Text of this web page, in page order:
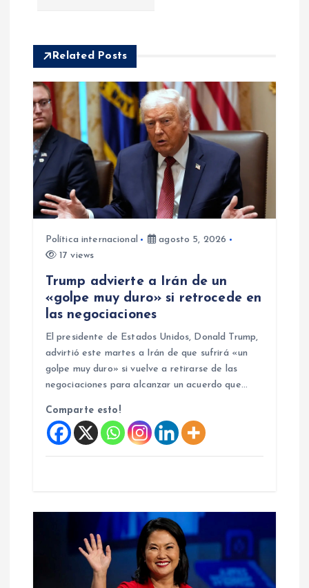
ó
n
d
e
e
Related Posts
Política internacional
agosto 5, 2026
17 views
Trump advierte a Irán de un
«golpe muy duro» si retrocede en
las negociaciones
El presidente de Estados Unidos, Donald Trump,
advirtió este martes a Irán de que sufrirá «un
golpe muy duro» si vuelve a retirarse de las
negociaciones para alcanzar un acuerdo que…
Comparte esto!